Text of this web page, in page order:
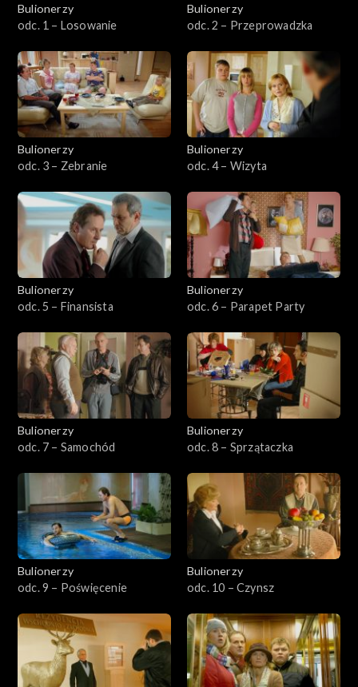
Sezon 4
Sezon 5
Bulionerzy
odc. 1 – Losowanie
Bulionerzy
odc. 2 – Przeprowadzka
Bulionerzy
odc. 3 – Zebranie
Bulionerzy
odc. 4 – Wizyta
Bulionerzy
odc. 5 – Finansista
Bulionerzy
odc. 6 – Parapet Party
Bulionerzy
odc. 7 – Samochód
Bulionerzy
odc. 8 – Sprzątaczka
Bulionerzy
odc. 9 – Poświęcenie
Bulionerzy
odc. 10 – Czynsz